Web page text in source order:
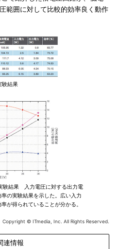
範囲に対して比較的効率良く動作
結果
結果 入力電圧に対する出力電
の実験結果を示した。広い入力
が得られていることが分かる。
Copyright © ITmedia, Inc. All Rights Reserved.
連情報